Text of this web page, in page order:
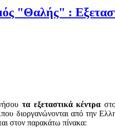
"Θαλής" :
τα εξεταστικά κέντρα
.που διοργανώνονται από την
στον παρακάτω πίνακα: